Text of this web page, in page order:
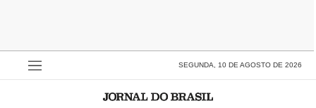
SEGUNDA, 10 DE AGOSTO DE 2026